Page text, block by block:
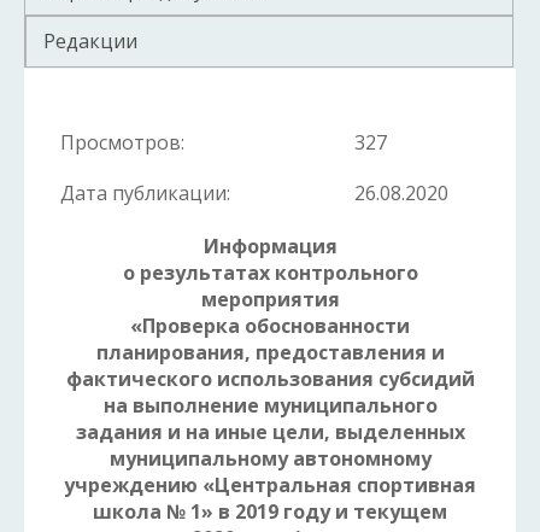
Редакции
Просмотров:
327
Дата публикации:
26.08.2020
Информация
о результатах контрольного
мероприятия
«Проверка обоснованности
планирования, предоставления и
фактического использования субсидий
на выполнение муниципального
задания и на иные цели, выделенных
муниципальному автономному
учреждению «Центральная спортивная
школа № 1» в 2019 году и текущем